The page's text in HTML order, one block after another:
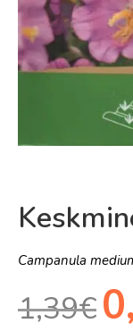
Campanula
1,39€ hind